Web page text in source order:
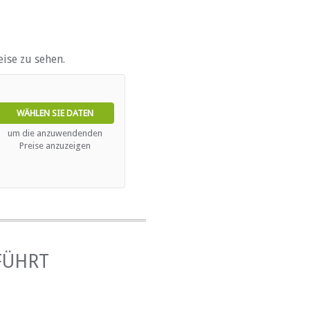
zu sehen.
WÄHLEN SIE DATEN
um die anzuwendenden
Preise anzuzeigen